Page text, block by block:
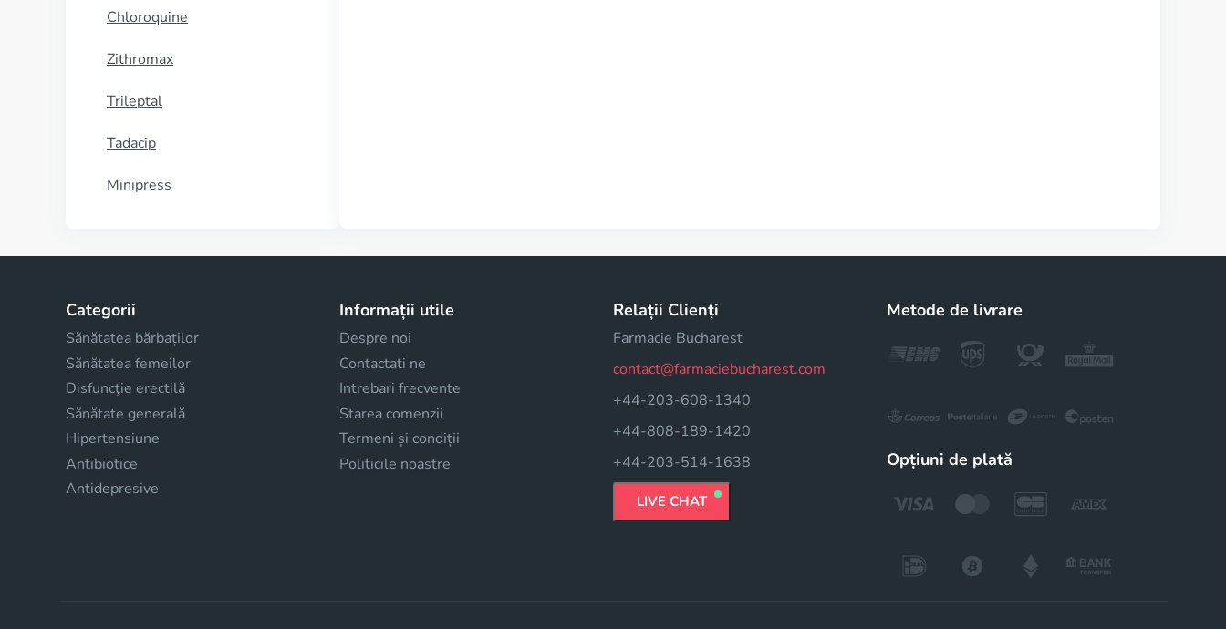
Chloroquine
Zithromax
Trileptal
Tadacip
Minipress
Categorii
Sănătatea bărbaților
Sănătatea femeilor
Disfuncţie erectilă
Sănătate generală
Hipertensiune
Antibiotice
Antidepresive
Informații utile
Despre noi
Contactati ne
Intrebari frecvente
Starea comenzii
Termeni și condiții
Politicile noastre
Relații Clienți
Farmacie Bucharest
contact@farmaciebucharest.com
+44-203-608-1340
+44-808-189-1420
+44-203-514-1638
LIVE CHAT
Metode de livrare
Opțiuni de plată